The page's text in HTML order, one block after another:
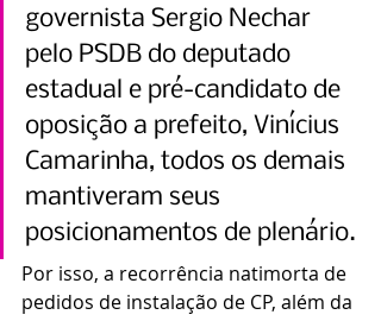
governista Sergio Nechar
pelo PSDB do deputado
estadual e pré-candidato de
oposição a prefeito, Vinícius
Camarinha, todos os demais
mantiveram seus
posicionamentos de plenário.
Por isso, a recorrência natimorta de
pedidos de instalação de CP, além da